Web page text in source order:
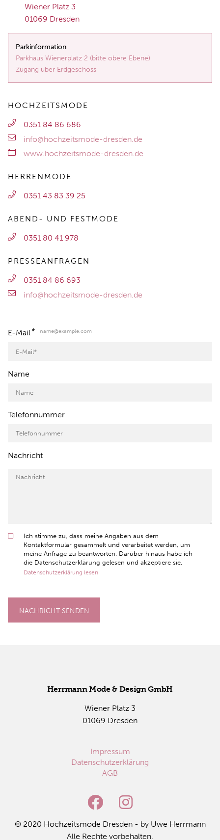
Wie­ner Platz 3
01069 Dres­den
Parkinformation
Parkhaus Wienerplatz 2 (bitte obere Ebene)
Zugang über Erdgeschoss
HOCHZEITSMODE
0351 84 86 686
info@hochzeitsmode-dresden.de
www.hochzeitsmode-dresden.de
HERRENMODE
0351 43 83 39 25
ABEND- UND FESTMODE
0351 80 41 978
PRESSEANFRAGEN
0351 84 86 693
info@hochzeitsmode-dresden.de
E-Mail* name@example.com
Name
Telefonnummer
Nachricht
Ich stimme zu, dass meine Angaben aus dem
Kontaktformular gesammelt und verarbeitet werden, um
meine Anfrage zu beantworten. Darüber hinaus habe ich
die Datenschutzerklärung gelesen und akzeptiere sie.
Datenschutzerklärung lesen
NACHRICHT SENDEN
Herr­mann Mode & De­sign GmbH
Wie­ner Platz 3
01069 Dres­den
Impressum
Datenschutzerklärung
AGB
© 2020 Hoch­zeits­mo­de Dres­den - by Uwe Herr­mann
Alle Rech­te vor­be­hal­ten.